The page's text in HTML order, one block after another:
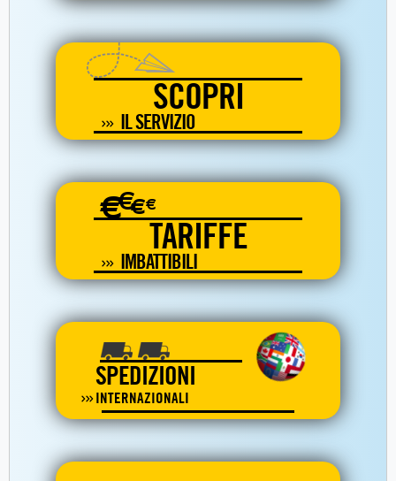
SCOPRI
IL SERVIZIO
€€€€
TARIFFE
IMBATTIBILI
SPEDIZIONI
INTERNAZIONALI